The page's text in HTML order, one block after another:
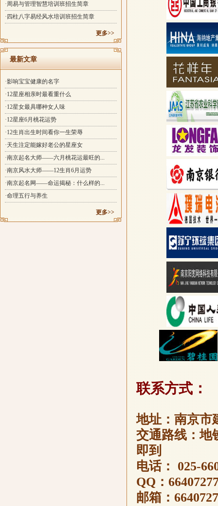
·周易与管理智慧培训班招生简章
·四柱八字易经风水培训班招生简章
更多>>
最新文章
·影响宝宝健康的名字
·12星座相亲时最看重什么
·12星女最具哪种女人味
·12星座6月桃花运势
·12生肖出生时间看你一生荣辱
·天生注定能嫁好老公的星座女
·南京起名大师——六月桃花运最旺的...
·南京风水大师——12生肖6月运势
·南京起名网——命运揭秘：什么样的...
·命理五行与养生
更多>>
联系方式 ：
地址：南京市
交通路线：地
即到
电话： 025-
QQ：
邮箱：